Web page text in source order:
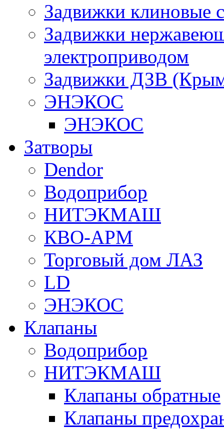
Задвижки клиновые
Задвижки
электроприводом
Задвижки ДЗВ
ЭНЭКОС
ЭНЭКОС
Затворы
Dendor
Водоприбор
НИТЭКМАШ
КВО-АРМ
Торговый дом ЛАЗ
LD
ЭНЭКОС
Клапаны
Водоприбор
НИТЭКМАШ
Клапаны обратные
Клапаны